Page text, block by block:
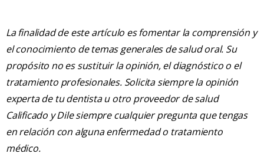
La finalidad de este artículo es fomentar la comprensión y
el conocimiento de temas generales de salud oral. Su
propósito no es sustituir la opinión, el diagnóstico o el
tratamiento profesionales. Solicita siempre la opinión
experta de tu dentista u otro proveedor de salud
Calificado y Dile siempre cualquier pregunta que tengas
en relación con alguna enfermedad o tratamiento
médico.